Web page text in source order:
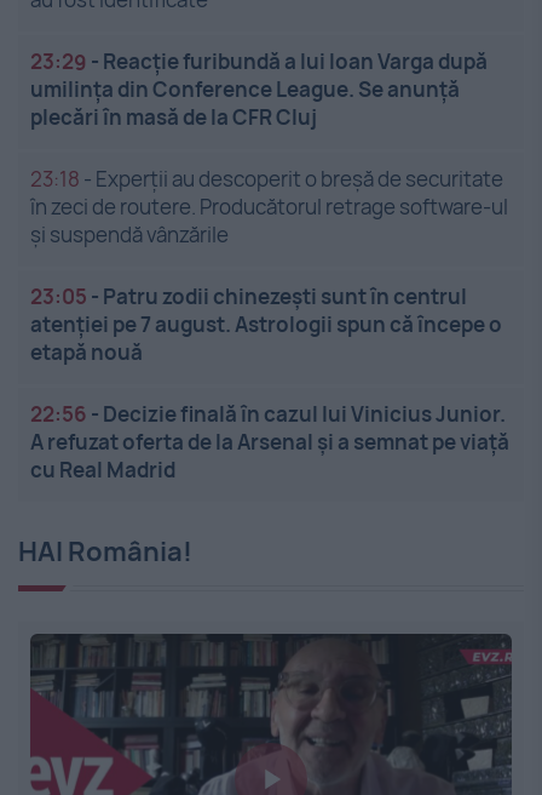
23:29 - Reacție furibundă a lui Ioan Varga după
umilința din Conference League. Se anunță
plecări în masă de la CFR Cluj
23:18 - Experții au descoperit o breșă de securitate
în zeci de routere. Producătorul retrage software-ul
și suspendă vânzările
23:05 - Patru zodii chinezești sunt în centrul
atenției pe 7 august. Astrologii spun că începe o
etapă nouă
22:56 - Decizie finală în cazul lui Vinicius Junior.
A refuzat oferta de la Arsenal și a semnat pe viață
cu Real Madrid
HAI România!